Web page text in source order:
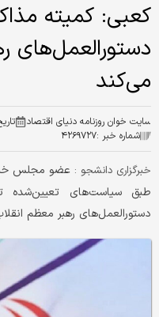
کعبی: کمیته
دستورالعمل‌های
می‌کند
سایت خوان روزنامه دنیای اقتصاد
شماره خبر :۴۲۶۹۷۲۷
خبرگزاری دانشجو : عضو مجلس
طبق سیاست‌های تعیین‌شده
دستورالعمل‌های رهبر معظم